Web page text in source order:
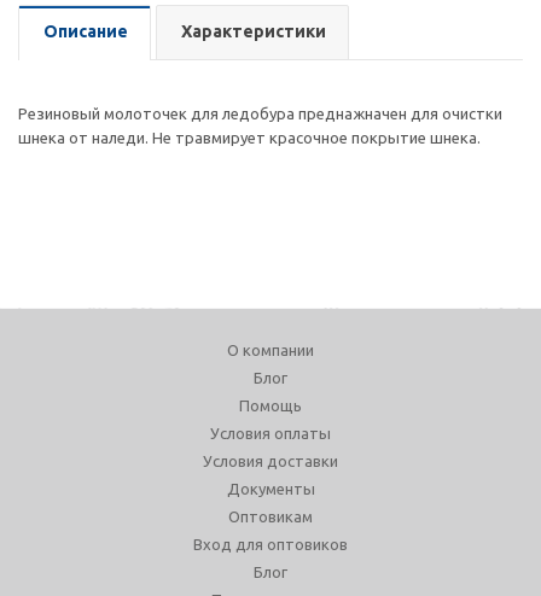
Описание Характеристики
Резиновый молоточек для ледобура преднажначен для очистки
шнека от наледи. Не травмирует красочное покрытие шнека.
О компании
Блог
Помощь
Условия оплаты
Условия доставки
Документы
Оптовикам
Вход для оптовиков
Блог